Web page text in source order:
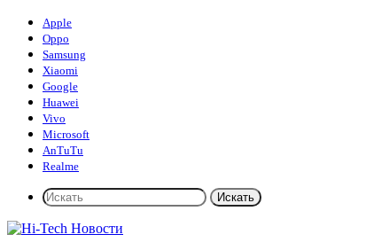
Apple
Oppo
Samsung
Xiaomi
Google
Huawei
Vivo
Microsoft
AnTuTu
Realme
Искать